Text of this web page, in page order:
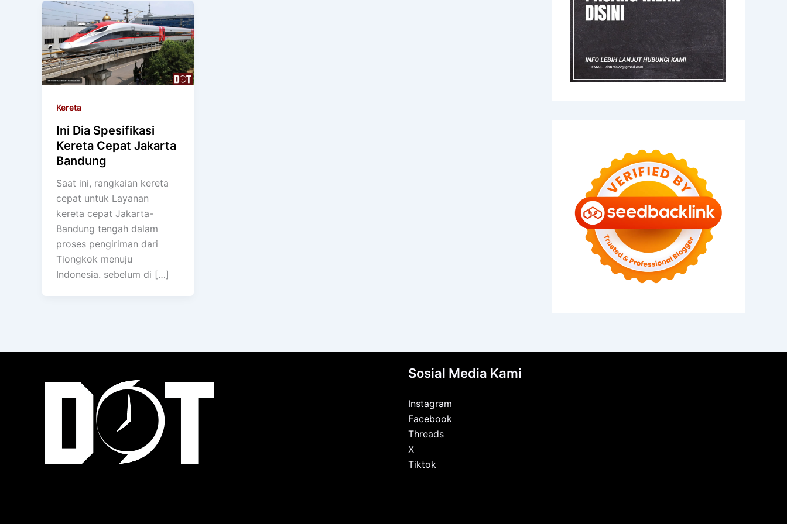
Kereta
Ini Dia Spesifikasi
Kereta Cepat Jakarta
Bandung
Saat ini, rangkaian kereta
cepat untuk Layanan
kereta cepat Jakarta-
Bandung tengah dalam
proses pengiriman dari
Tiongkok menuju
Indonesia. sebelum di […]
Sosial Media Kami
Instagram
Facebook
Threads
X
Tiktok